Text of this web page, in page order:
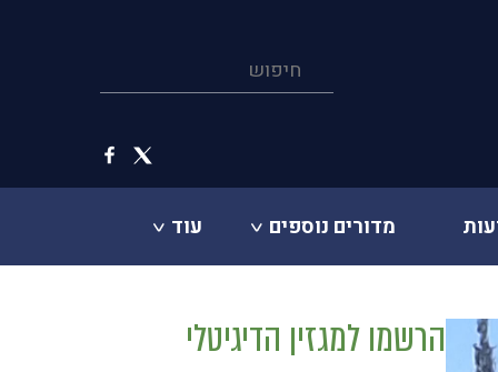
מדורים נוספים עוד
הרשמו למגזין הדיגיטלי